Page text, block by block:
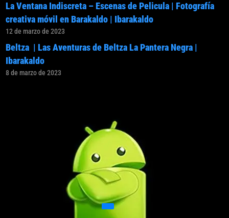
La Ventana Indiscreta – Escenas de Pelicula | Fotografía
creativa móvil en Barakaldo | Ibarakaldo
12 de marzo de 2023
Beltza | Las Aventuras de Beltza La Pantera Negra |
Ibarakaldo
8 de marzo de 2023